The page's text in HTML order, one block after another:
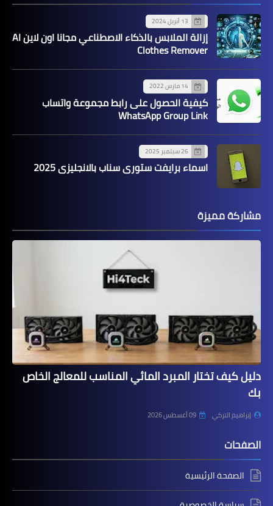
13 أبريل 2024
إزالة الملابس بالذكاء الاصطناعي مجانا اون لاين AI
Clothes Remover
14 مارس 2022
كيفية الحصول على رابط مجموعة واتساب
WhatsApp Group Link
26 سبتمبر 2025
اسماء برايفت ستوري سناب بالانجليزي 2025
مشاركة مميزة
دليل كيف تختار المبرد المائي المناسب للمعالج الخاص
بك
إبراهيم التركي 09 أغسطس 2026
الصفحات
الصفحة الرئيسية